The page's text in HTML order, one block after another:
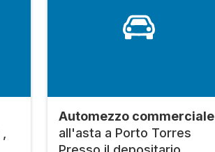
Automezzo commerciale
all'asta a Porto Torres